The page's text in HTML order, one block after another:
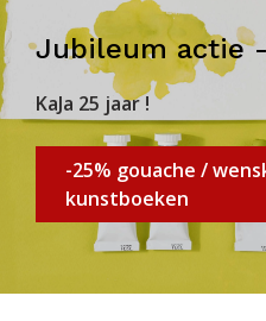
Jubileum actie
KaJa 25 jaar !
-25% gouache /
kunstboeken